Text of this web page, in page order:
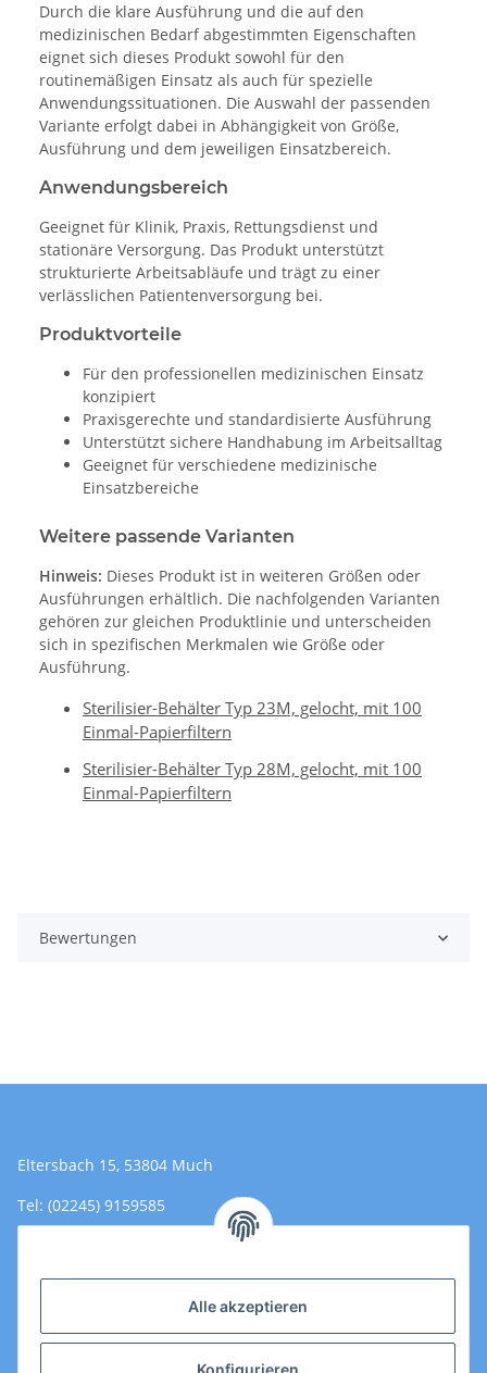
Alle akzeptieren
Durch die klare Ausführung und die auf den
medizinischen Bedarf abgestimmten Eigenschaften
eignet sich dieses Produkt sowohl für den
routinemäßigen Einsatz als auch für spezielle
Anwendungssituationen. Die Auswahl der passenden
Variante erfolgt dabei in Abhängigkeit von Größe,
Ausführung und dem jeweiligen Einsatzbereich.
Anwendungsbereich
Geeignet für Klinik, Praxis, Rettungsdienst und
stationäre Versorgung. Das Produkt unterstützt
strukturierte Arbeitsabläufe und trägt zu einer
verlässlichen Patientenversorgung bei.
Produktvorteile
Für den professionellen medizinischen Einsatz
konzipiert
Praxisgerechte und standardisierte Ausführung
Unterstützt sichere Handhabung im Arbeitsalltag
Geeignet für verschiedene medizinische
Einsatzbereiche
Weitere passende Varianten
Hinweis: Dieses Produkt ist in weiteren Größen oder
Ausführungen erhältlich. Die nachfolgenden Varianten
gehören zur gleichen Produktlinie und unterscheiden
sich in spezifischen Merkmalen wie Größe oder
Ausführung.
Sterilisier-Behälter Typ 23M, gelocht, mit 100
Einmal-Papierfiltern
Sterilisier-Behälter Typ 28M, gelocht, mit 100
Einmal-Papierfiltern
Bewertungen
Eltersbach 15, 53804 Much
Tel: (02245) 9159585
Email: Kontakt@toromedical.de
Öffnungszeiten (Mo-Fr.) 8:00 - 17:00